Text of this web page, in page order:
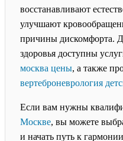
восстанавливают
улучшают
причины дискомфорта.
здоровья доступны
москва цены, а также
вертеброневрология
Если вам нужны
Москве, вы можете
и начать путь к